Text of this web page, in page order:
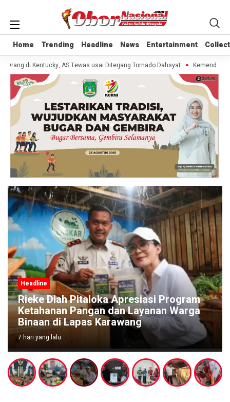
Home Trending Headline News Entertainment
Home Trending Headline News Entertainment
Orang di Kentucky, AS Tewas usai Diterjang Tornado Dahsyat Kemendag
Headline
Rieke Diah Pitaloka Apresiasi Program
Ketahanan Pangan dan Layanan Warga
Binaan di Lapas Karawang
7 hari yang lalu